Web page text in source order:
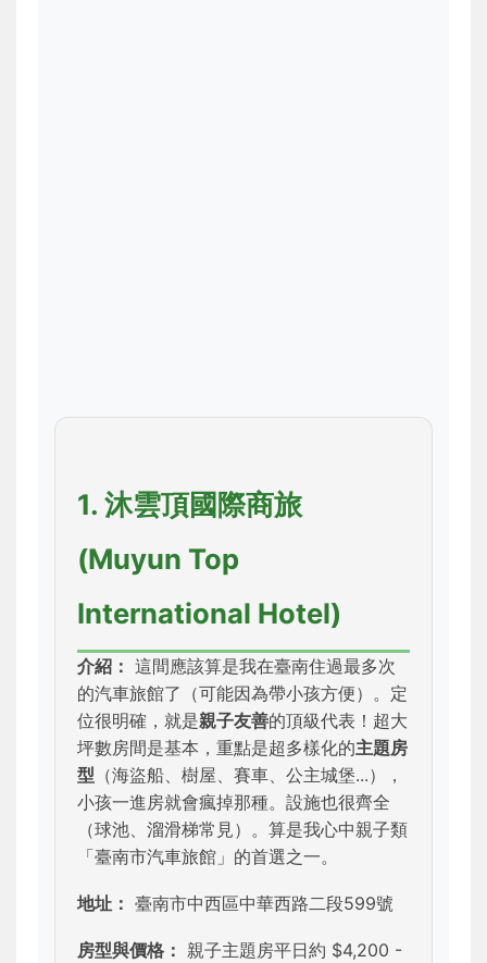
1. 沐雲頂國際商旅
(Muyun Top
International Hotel)
介紹： 這間應該算是我在臺南住過最多次
的汽車旅館了（可能因為帶小孩方便）。定
位很明確，就是親子友善的頂級代表！超大
坪數房間是基本，重點是超多樣化的主題房
型 （海盜船、樹屋、賽車、公主城堡...），
小孩一進房就會瘋掉那種。設施也很齊全
（球池、溜滑梯常見）。算是我心中親子類
「臺南市汽車旅館」的首選之一。
地址： 臺南市中西區中華西路二段599號
房型與價格： 親子主題房平日約 $4,200 -